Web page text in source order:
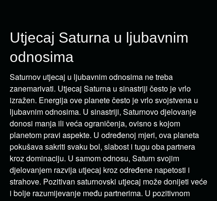
Utjecaj Saturna u ljubavnim
odnosima
Saturnov utjecaj u ljubavnim odnosima ne treba
zanemarivati. Utjecaj Saturna u sinastriji često je vrlo
izražen. Energija ove planete često je vrlo svojstvena u
ljubavnim odnosima. U sinastriji, Saturnovo djelovanje
donosi manja ili veća ograničenja, ovisno s kojom
planetom pravi aspekte. U određenoj mjeri, ova planeta
pokušava sakriti svaku bol, slabost i tugu oba partnera
kroz dominaciju. U samom odnosu, Saturn svojim
djelovanjem razvija utjecaj kroz određene napetosti i
strahove. Pozitivan saturnovski utjecaj može donijeti veće
i bolje razumijevanje među partnerima. U pozitivnom